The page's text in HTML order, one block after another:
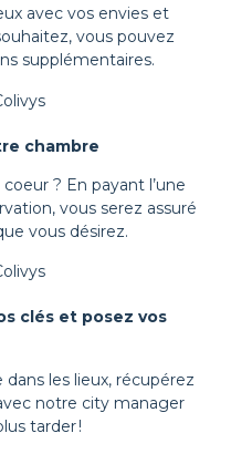
avec vos envies et
vous pouvez
supplémentaires.
chambre
? En payant l’une
vous serez assuré
vous désirez.
clés et posez vos
les lieux, récupérez
notre city manager
tarder !